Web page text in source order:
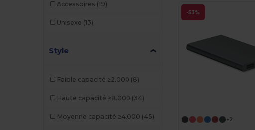
Accessoires (19)
Unisexe (13)
Style
Faible capacité ≥2.000 (8)
Haute capacité ≥8.000 (34)
Moyenne capacité ≥4.000 (45)
-53%
+2